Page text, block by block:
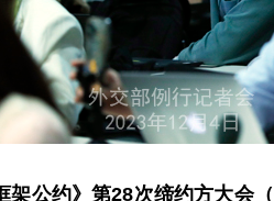
公约》第28次缔约方大会